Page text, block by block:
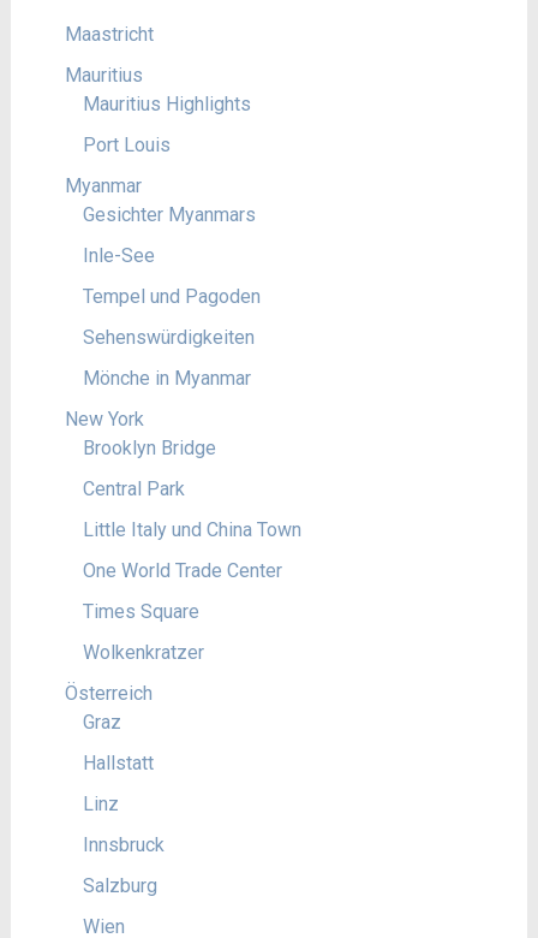
Maastricht
Mauritius
Mauritius Highlights
Port Louis
Myanmar
Gesichter Myanmars
Inle-See
Tempel und Pagoden
Sehenswürdigkeiten
Mönche in Myanmar
New York
Brooklyn Bridge
Central Park
Little Italy und China Town
One World Trade Center
Times Square
Wolkenkratzer
Österreich
Graz
Hallstatt
Linz
Innsbruck
Salzburg
Wien